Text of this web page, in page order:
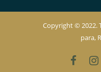
Copyright © 2022.
para,